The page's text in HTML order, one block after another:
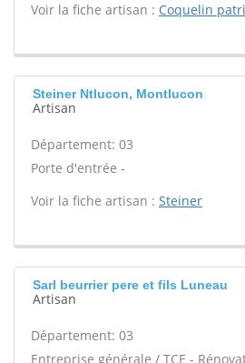
Voir la fiche artisan : Coquelin
Steiner Ntlucon, Montlucon
Artisan
Département: 03
Porte d'entrée -
Voir la fiche artisan : Steiner
Sarl beurrier pere et fils Luneau
Artisan
Département: 03
Entreprise générale / TCE -